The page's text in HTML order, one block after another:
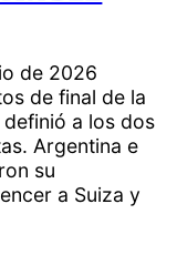
de 2026
de final de la
a los dos
Argentina e
su
a Suiza y